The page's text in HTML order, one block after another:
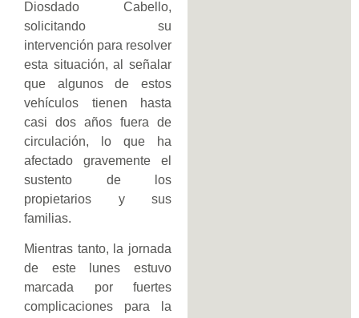
Diosdado Cabello,
solicitando su
intervención para resolver
esta situación, al señalar
que algunos de estos
vehículos tienen hasta
casi dos años fuera de
circulación, lo que ha
afectado gravemente el
sustento de los
propietarios y sus
familias.
Mientras tanto, la jornada
de este lunes estuvo
marcada por fuertes
complicaciones para la